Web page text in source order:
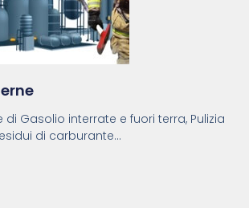
di Gasolio interrate e fuori terra, Pulizia
di carburante...